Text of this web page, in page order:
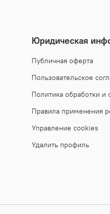
Юридическая
Публичная оферта
Пользовательское
Политика обработки и
Правила применения
Управление cookies
Удалить профиль